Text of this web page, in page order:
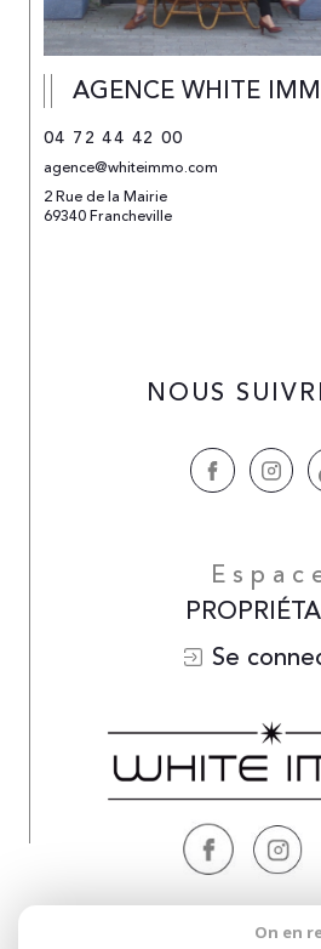
AGENCE WHITE
04 72 44 42 00
agence@whiteimmo.com
2 Rue de la Mairie
69340 Francheville
NOUS
Se
Nous
On en